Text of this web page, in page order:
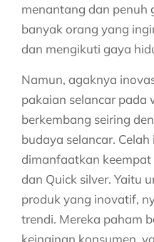
menantang dan penuh
banyak orang yang
dan mengikuti gaya
Namun, agaknya
pakaian selancar pada
berkembang seiring
budaya selancar.
dimanfaatkan keempat
dan Quick silver. Yaitu
produk yang inovatif,
trendi. Mereka paham
keinginan konsumen,